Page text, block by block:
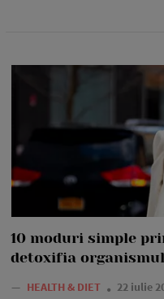
10 moduri simple
detoxifia
— HEALTH & DIET 22 iulie